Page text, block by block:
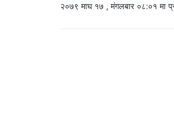
२०७९ माघ १७ , मंगलबार ०८:०१ मा